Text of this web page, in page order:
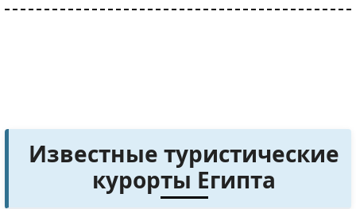
Известные туристические
курорты Египта